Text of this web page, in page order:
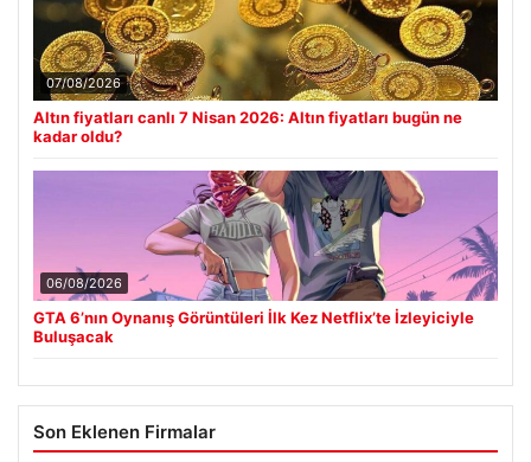
07/08/2026
Altın fiyatları canlı 7 Nisan 2026: Altın fiyatları bugün ne
kadar oldu?
06/08/2026
GTA 6’nın Oynanış Görüntüleri İlk Kez Netflix’te İzleyiciyle
Buluşacak
Son Eklenen Firmalar